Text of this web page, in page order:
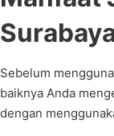
Sebelum
baiknya Anda
dengan